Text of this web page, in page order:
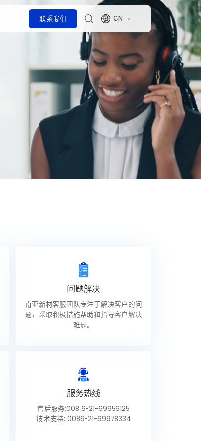
联系我们 CN
问题解决
南亚新材客服团队专注于解决客户的问
题，采取积极措施帮助和指导客户解决
难题。
服务热线
售后服务:008 6-21-69956125
技术支持: 0086-21-69978334